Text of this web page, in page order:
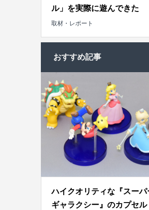
ル」を実際に遊んできた
取材・レポート
おすすめ記事
ハイクオリティな『スーパ
ギャラクシー』のカプセル